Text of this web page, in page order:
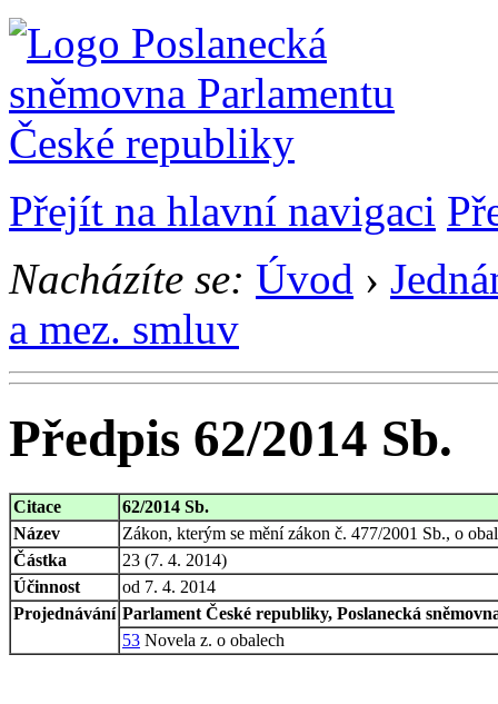
Přejít na hlavní navigaci
Nacházíte se: Úvod ›
a mez. smluv
Předpis 62/2014 Sb.
Citace
62/2014 Sb.
Název
Zákon, kterým se mění zákon č. 477/2001 Sb., o
Částka
23 (7. 4. 2014)
Účinnost
od 7. 4. 2014
Projednávání Parlament České republiky, Poslanecká
53 Novela z. o obalech